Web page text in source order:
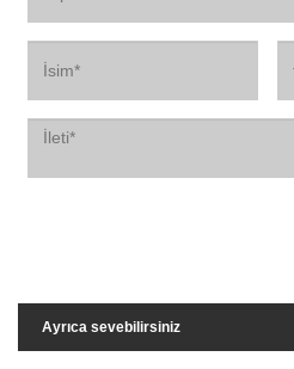
Ayrıca sevebilirsiniz